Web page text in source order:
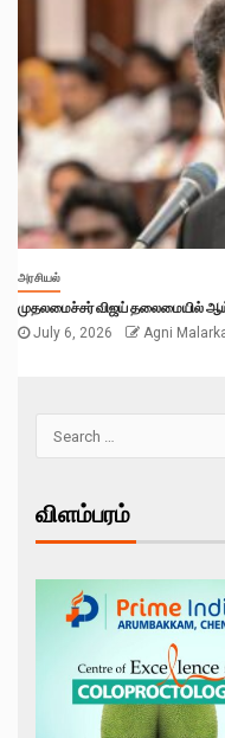
அரசியல்
முதலமைச்சர் விஜய் தலைமையில்
July 6, 2026
Agni
விளம்பரம்